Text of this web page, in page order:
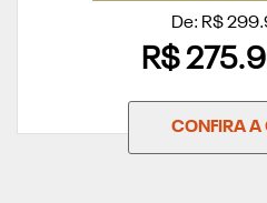
De: R$
R$
CONFIRA A